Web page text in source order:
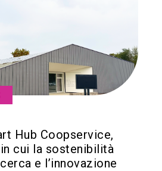
Hub Coopservice,
in cui la sostenibilità
e l’innovazione